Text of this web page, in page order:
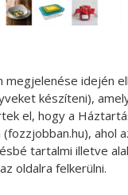
megjelenése idején
készíteni),
el, hogy a
(fozzjobban.hu), ahol
tartalmi illetve
oldalra felkerülni.